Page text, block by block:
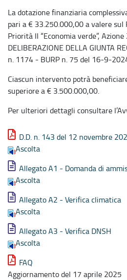
La dotazione finanziaria
pari a € 33.250.000,00 a valere
Priorità II “Economia verde”,
DELIBERAZIONE DELLA GIUNTA
n. 1174 - BURP n. 75 del 16-9-
Ciascun intervento potrà
superiore a € 3.500.000,00.
Per ulteriori dettagli consultare
D.D. n. 143 del 12 novembre
Ascolta
Allegato A1 - Domanda di
Ascolta
Allegato A2 - Verifica climatica
Ascolta
Allegato A3 - Verifica DNSH
Ascolta
FAQ
Aggiornamento del 17 aprile 2025